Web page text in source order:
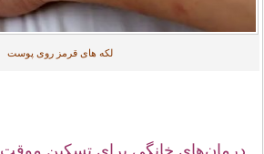
لکه های قرمز روی پوست
درمان‌های خانگی برای تسکین موقت